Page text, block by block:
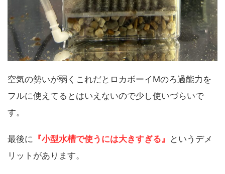
空気の勢いが弱くこれだとロカボーイMのろ過能力を
フルに使えてるとはいえないので少し使いづらいで
す。
最後に 『小型水槽で使うには大きすぎる』 というデメ
リットがあります。